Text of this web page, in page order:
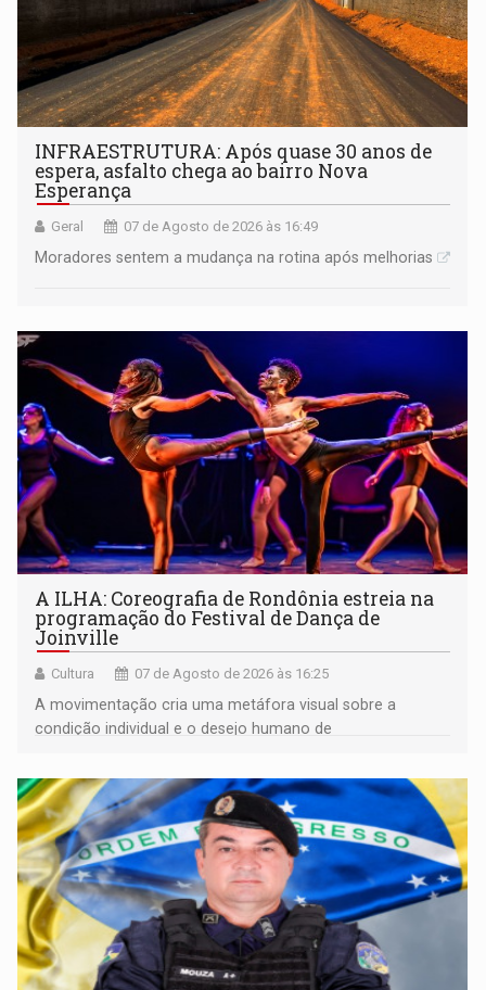
INFRAESTRUTURA: Após quase 30 anos de
espera, asfalto chega ao bairro Nova
Esperança
Geral 07 de Agosto de 2026 às 16:49
Moradores sentem a mudança na rotina após melhorias
A ILHA: Coreografia de Rondônia estreia na
programação do Festival de Dança de
Joinville
Cultura 07 de Agosto de 2026 às 16:25
A movimentação cria uma metáfora visual sobre a
condição individual e o desejo humano de